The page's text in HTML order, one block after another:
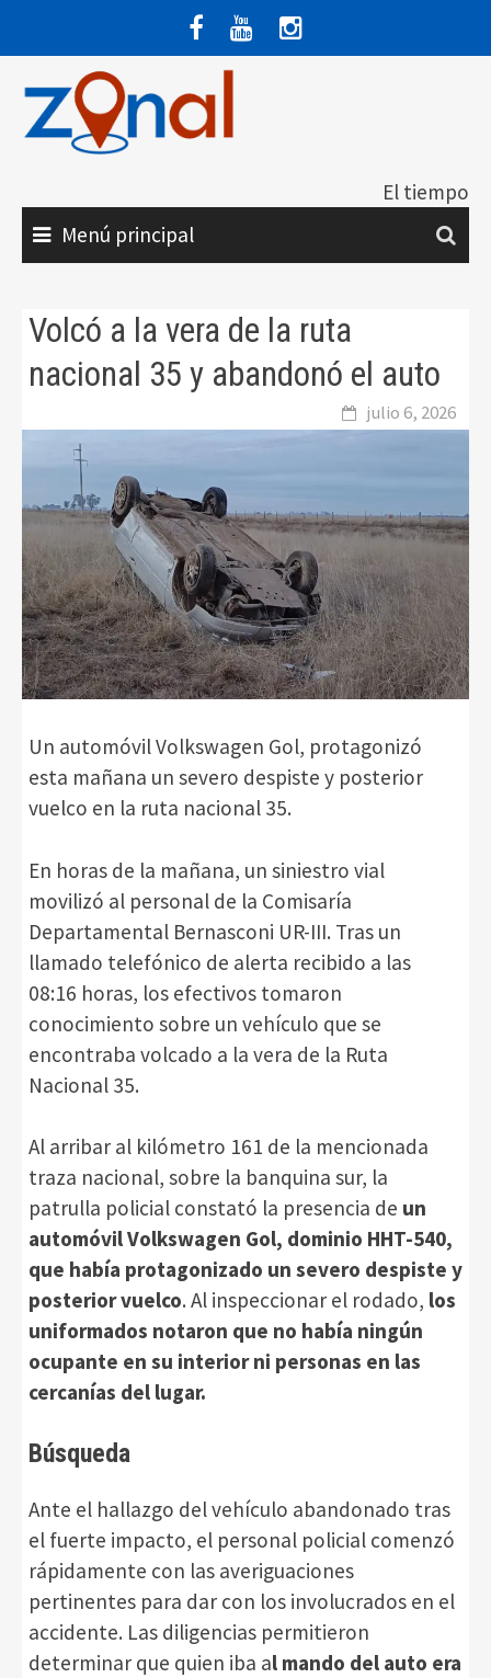
contenido
El tiempo
Menú principal
Volcó a la vera de la ruta
nacional 35 y abandonó el auto
julio 6, 2026
Un automóvil Volkswagen Gol, protagonizó
esta mañana un severo despiste y posterior
vuelco en la ruta nacional 35.
En horas de la mañana, un siniestro vial
movilizó al personal de la Comisaría
Departamental Bernasconi UR-III. Tras un
llamado telefónico de alerta recibido a las
08:16 horas, los efectivos tomaron
conocimiento sobre un vehículo que se
encontraba volcado a la vera de la Ruta
Nacional 35.
Al arribar al kilómetro 161 de la mencionada
traza nacional, sobre la banquina sur, la
patrulla policial constató la presencia de un
automóvil Volkswagen Gol, dominio HHT-540,
que había protagonizado un severo despiste y
posterior vuelco. Al inspeccionar el rodado, los
uniformados notaron que no había ningún
ocupante en su interior ni personas en las
cercanías del lugar.
Búsqueda
Ante el hallazgo del vehículo abandonado tras
el fuerte impacto, el personal policial comenzó
rápidamente con las averiguaciones
pertinentes para dar con los involucrados en el
accidente. Las diligencias permitieron
determinar que quien iba al mando del auto era